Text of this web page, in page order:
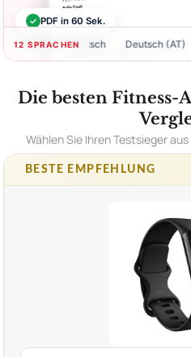
✓ PDF in 60 Sek.
12 SPRACHEN
Deutsch Deutsch (AT)
Die besten Fitness-
Wählen Sie Ihren Testsieger
BESTE EMPFEHLUNG